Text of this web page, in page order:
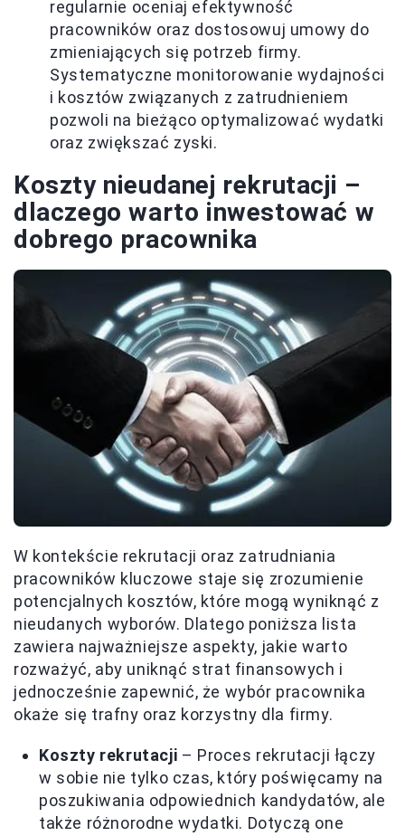
regularnie oceniaj efektywność
pracowników oraz dostosowuj umowy do
zmieniających się potrzeb firmy.
Systematyczne monitorowanie wydajności
i kosztów związanych z zatrudnieniem
pozwoli na bieżąco optymalizować wydatki
oraz zwiększać zyski.
Koszty nieudanej rekrutacji –
dlaczego warto inwestować w
dobrego pracownika
W kontekście rekrutacji oraz zatrudniania
pracowników kluczowe staje się zrozumienie
potencjalnych kosztów, które mogą wyniknąć z
nieudanych wyborów. Dlatego poniższa lista
zawiera najważniejsze aspekty, jakie warto
rozważyć, aby uniknąć strat finansowych i
jednocześnie zapewnić, że wybór pracownika
okaże się trafny oraz korzystny dla firmy.
Koszty rekrutacji – Proces rekrutacji łączy
w sobie nie tylko czas, który poświęcamy na
poszukiwania odpowiednich kandydatów, ale
także różnorodne wydatki. Dotyczą one